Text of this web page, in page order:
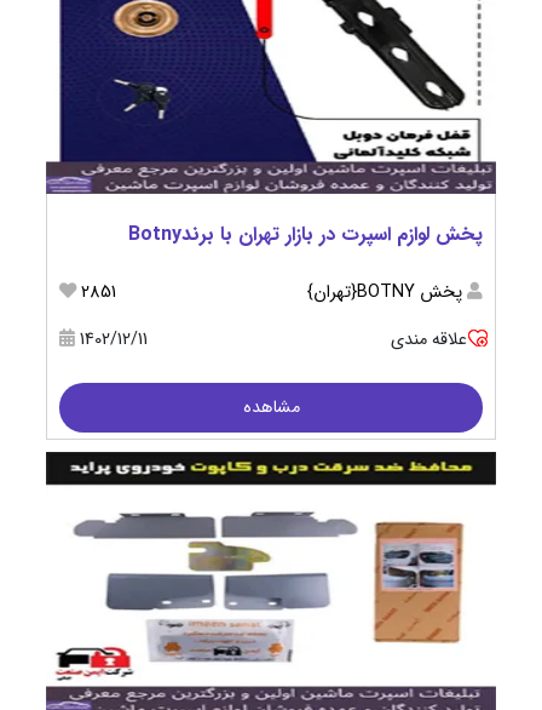
پخش لوازم اسپرت در بازار تهران با برندBotny
پخش BOTNY{تهران}
2851
علاقه مندی
1402/12/11
مشاهده